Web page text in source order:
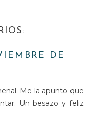
DE
Me la apunto que
Un besazo y feliz